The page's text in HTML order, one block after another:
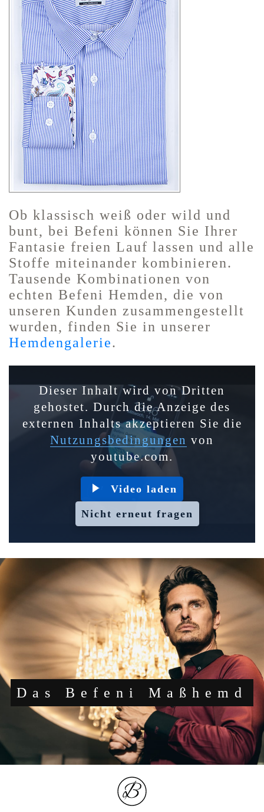
Ob klassisch weiß oder wild und
bunt, bei Befeni können Sie Ihrer
Fantasie freien Lauf lassen und alle
Stoffe miteinander kombinieren.
Tausende Kombinationen von
echten Befeni Hemden, die von
unseren Kunden zusammengestellt
wurden, finden Sie in unserer
Hemdengalerie.
Dieser Inhalt wird von Dritten
gehostet. Durch die Anzeige des
externen Inhalts akzeptieren Sie die
Nutzungsbedingungen von
youtube.com.
Video laden
Nicht erneut fragen
Das Befeni Maßhemd